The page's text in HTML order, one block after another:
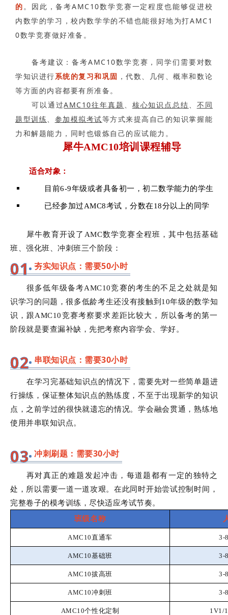
的 。因此，备考AMC10数学竞赛一定程度也能够促进校
内数学的学习，校内数学学的不错也能很好地为打AMC1
0数学竞赛做好准备。
备考建议：备考AMC10数学竞赛，同学们需要对数
学知识进行系统的复习和巩固 ，代数、几何、概率和数论
等方面的内容都要有所准备。
可以通过AMC10往年真题 核心知识点总结
不同
题型训练
参加模拟考试等方式来提高自己的知识掌握能
力和解题能力，同时也锻炼自己的应试能力。
犀牛AMC10培训课程辅导
适合对象：
目前6-9年级或者具备初一，初二数学能力的学生
已经参加过AMC8考试，分数在18分以上的同学
犀牛教育开设了AMC数学竞赛全程班，其中包括基础
班、强化班、冲刺班三个阶段：
01 夯实知识点：需要50小时
很多低年级备考AMC10竞赛的考生的不足之处就是知
识学习的问题，很多低龄考生还没有接触到10年级的数学知
识，跟AMC10竞赛考察要求差距比较大，所以备考的第一
阶段就是要查漏补缺，先把考察内容学会、学好。
02 串联知识点：需要30小时
在学习完基础知识点的情况下，需要先对一些简单题进
行操练，保证整体知识点的熟练度，不至于出现新学的知识
点，之前学过的很快就遗忘的情况。学会融会贯通，熟练地
使用并串联知识点。
03 冲刺刷题：需要30小时
再对真正的难题发起冲击，每道题都有一定的独特之
处，所以需要一道一道攻艰。在此同时开始尝试控制时间，
完整卷子的模考训练，尽快适应考试节奏。
班级名称
AMC10直通车 3-
AMC10基础班 3-
AMC10拔高班 3-
AMC10冲刺班 3-
AMC10个性化定制 1V1/